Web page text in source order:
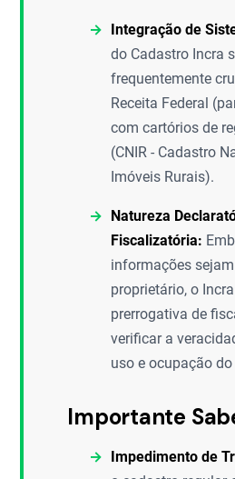
Integração de
do Cadastro Incra
frequentemente
Receita Federal
com cartórios de
(CNIR - Cadastro
Imóveis Rurais).
Natureza
Fiscalizatória:
informações
proprietário, o
prerrogativa de
verificar a
uso e ocupação
Importante
Impedimento de